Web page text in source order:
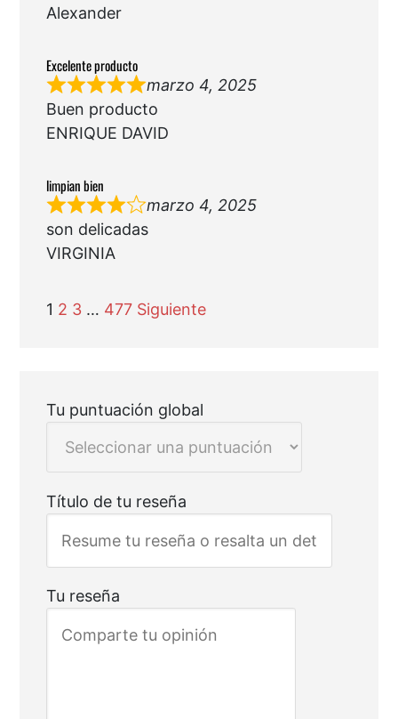
Alexander
Excelente producto
marzo 4, 2025
Buen producto
ENRIQUE DAVID
limpian bien
marzo 4, 2025
son delicadas
VIRGINIA
Navegación
sitio
Página
1 Página
2 Página
3 … Página
477 Siguiente
Tu puntuación global
Título de tu reseña
Tu reseña